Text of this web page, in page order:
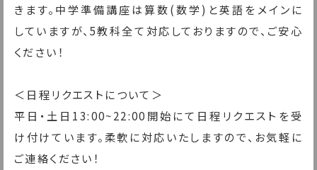
きます。中学準備講座は算数(数学)と英語をメインに
していますが、5教科全て対応しておりますので、ご安心
ください！
＜日程リクエストについて＞
平日・土日13:00~22:00開始にて日程リクエストを受
け付けています。柔軟に対応いたしますので、お気軽に
ご連絡ください！